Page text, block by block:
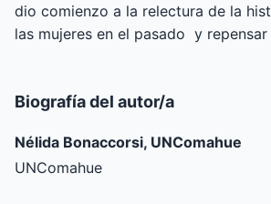
dio comienzo a la relectura de la
las mujeres en el pasado y
Biografía del autor/a
Nélida Bonaccorsi, UNComahue
UNComahue